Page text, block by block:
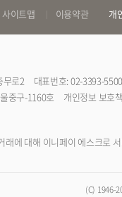
사이트맵 이용약관 개
무로2
대표번호: 02-3393-5500
중구-1160호
개인정보 보호
래에 대해 이니페이 에스크로
(C) 1946-